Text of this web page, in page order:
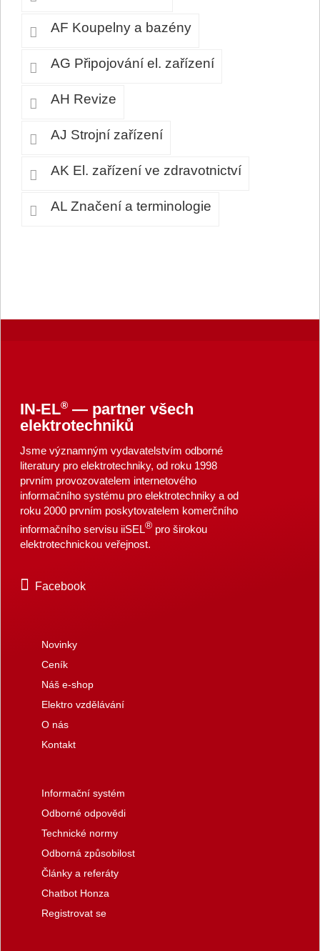
AF Koupelny a bazény
AG Připojování el. zařízení
AH Revize
AJ Strojní zařízení
AK El. zařízení ve zdravotnictví
AL Značení a terminologie
IN-EL®— partner všech
elektrotechniků
Jsme významným vydavatelstvím odborné
literatury pro elektrotechniky, od roku 1998
prvním provozovatelem internetového
informačního systému pro elektrotechniky a od
roku 2000 prvním poskytovatelem komerčního
informačního servisu iiSEL®pro širokou
elektrotechnickou veřejnost.
Facebook
Novinky
Ceník
Náš e-shop
Elektro vzdělávání
O nás
Kontakt
Informační systém
Odborné odpovědi
Technické normy
Odborná způsobilost
Články a referáty
Chatbot Honza
Registrovat se